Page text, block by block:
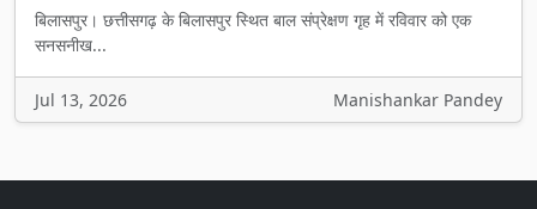
बिलासपुर। छत्तीसगढ़ के बिलासपुर स्थित बाल संप्रेक्षण गृह में रविवार को एक
सनसनीख...
Jul 13, 2026 Manishankar Pandey